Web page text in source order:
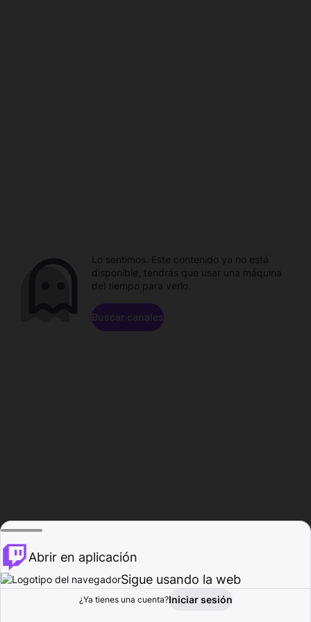
Explorar Actividad
Lo sentimos. Este contenido ya no está
disponible, tendrás que usar una máquina
del tiempo para verlo.
Buscar canales
Abrir en aplicación
Sigue usando la web
¿Ya tienes una cuenta?Iniciar sesión